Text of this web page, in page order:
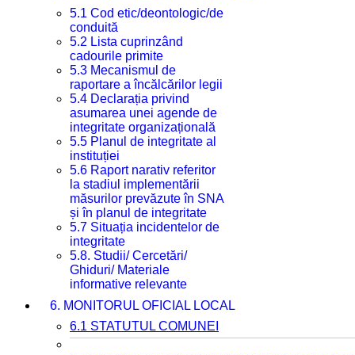
5.1 Cod etic/deontologic/de
conduită
5.2 Lista cuprinzând
cadourile primite
5.3 Mecanismul de
raportare a încălcărilor legii
5.4 Declarația privind
asumarea unei agende de
integritate organizațională
5.5 Planul de integritate al
instituției
5.6 Raport narativ referitor
la stadiul implementării
măsurilor prevăzute în SNA
și în planul de integritate
5.7 Situația incidentelor de
integritate
5.8. Studii/ Cercetări/
Ghiduri/ Materiale
informative relevante
6. MONITORUL OFICIAL LOCAL
6.1 STATUTUL COMUNEI